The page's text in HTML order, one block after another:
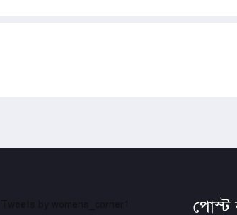
পোস্ট